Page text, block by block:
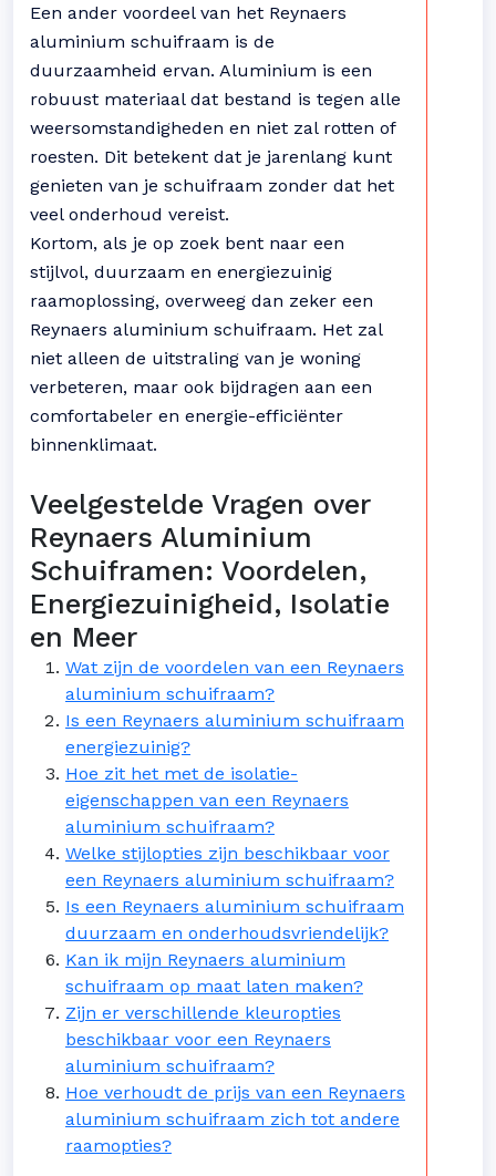
Een ander voordeel van het Reynaers
aluminium schuifraam is de
duurzaamheid ervan. Aluminium is een
robuust materiaal dat bestand is tegen alle
weersomstandigheden en niet zal rotten of
roesten. Dit betekent dat je jarenlang kunt
genieten van je schuifraam zonder dat het
veel onderhoud vereist.
Kortom, als je op zoek bent naar een
stijlvol, duurzaam en energiezuinig
raamoplossing, overweeg dan zeker een
Reynaers aluminium schuifraam. Het zal
niet alleen de uitstraling van je woning
verbeteren, maar ook bijdragen aan een
comfortabeler en energie-efficiënter
binnenklimaat.
Veelgestelde Vragen over
Reynaers Aluminium
Schuiframen: Voordelen,
Energiezuinigheid, Isolatie
en Meer
Wat zijn de voordelen van een Reynaers
aluminium schuifraam?
Is een Reynaers aluminium schuifraam
energiezuinig?
Hoe zit het met de isolatie-
eigenschappen van een Reynaers
aluminium schuifraam?
Welke stijlopties zijn beschikbaar voor
een Reynaers aluminium schuifraam?
Is een Reynaers aluminium schuifraam
duurzaam en onderhoudsvriendelijk?
Kan ik mijn Reynaers aluminium
schuifraam op maat laten maken?
Zijn er verschillende kleuropties
beschikbaar voor een Reynaers
aluminium schuifraam?
Hoe verhoudt de prijs van een Reynaers
aluminium schuifraam zich tot andere
raamopties?